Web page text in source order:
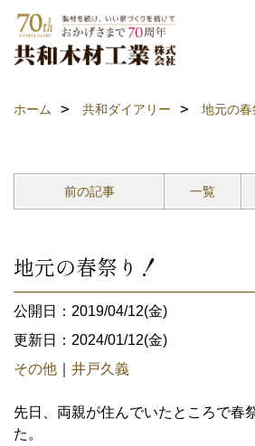
ホーム 共和ダイアリー 地元の春
前の記事 一覧
地元の春祭り！
公開日：2019/04/12(金)
更新日：2024/01/12(金)
その他
井戸久義
先日、両親が住んでいたところで春
た。